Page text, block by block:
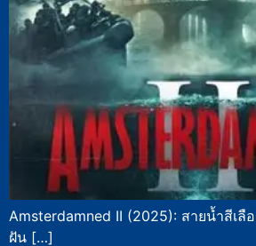
Amsterdamned II (2025): สายน้ำสีเลื
ฝัน […]